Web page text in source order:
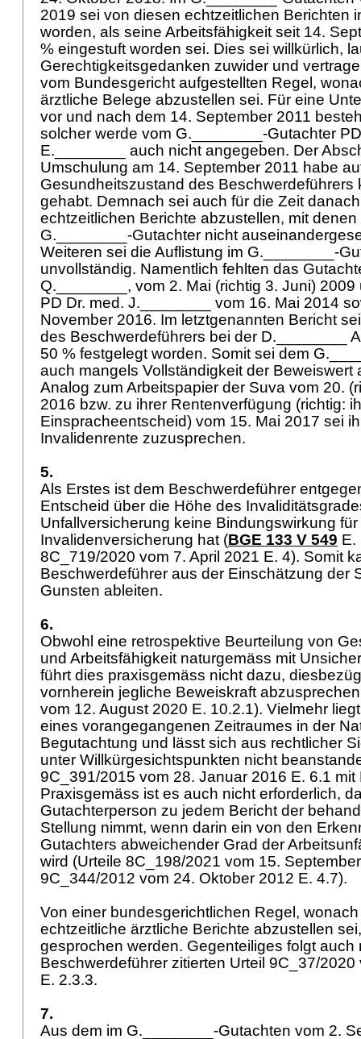
2019 sei von diesen echtzeitlichen Berichten
worden, als seine Arbeitsfähigkeit seit 14.
% eingestuft worden sei. Dies sei willkürlich,
Gerechtigkeitsgedanken zuwider und
vom Bundesgericht aufgestellten Regel,
ärztliche Belege abzustellen sei. Für eine
vor und nach dem 14. September 2011
solcher werde vom G.________-Gutachter
E.________ auch nicht angegeben. Der
Umschulung am 14. September 2011 habe
Gesundheitszustand des Beschwerdeführers
gehabt. Demnach sei auch für die Zeit
echtzeitlichen Berichte abzustellen, mit denen
G.________-Gutachter nicht
Weiteren sei die Auflistung im G.________-
unvollständig. Namentlich fehlten das
Q.________, vom 2. Mai (richtig 3. Juni)
PD Dr. med. J.________ vom 16. Mai 2014
November 2016. Im letztgenannten Bericht
des Beschwerdeführers bei der D.________
50 % festgelegt worden. Somit sei dem
auch mangels Vollständigkeit der Beweiswert
Analog zum Arbeitspapier der Suva vom 20.
2016 bzw. zu ihrer Rentenverfügung (richtig:
Einspracheentscheid) vom 15. Mai 2017 sei
Invalidenrente zuzusprechen.
5.
Als Erstes ist dem Beschwerdeführer
Entscheid über die Höhe des
Unfallversicherung keine Bindungswirkung für
Invalidenversicherung hat (BGE 133 V 549 E.
8C_719/2020 vom 7. April 2021 E. 4). Somit
Beschwerdeführer aus der Einschätzung der
Gunsten ableiten.
6.
Obwohl eine retrospektive Beurteilung von
und Arbeitsfähigkeit naturgemäss mit
führt dies praxisgemäss nicht dazu,
vornherein jegliche Beweiskraft
vom 12. August 2020 E. 10.2.1). Vielmehr
eines vorangegangenen Zeitraumes in der
Begutachtung und lässt sich aus rechtlicher
unter Willkürgesichtspunkten nicht
9C_391/2015 vom 28. Januar 2016 E. 6.1 mit
Praxisgemäss ist es auch nicht erforderlich,
Gutachterperson zu jedem Bericht der
Stellung nimmt, wenn darin ein von den
Gutachters abweichender Grad der
wird (Urteile 8C_198/2021 vom 15.
9C_344/2012 vom 24. Oktober 2012 E. 4.7).
Von einer bundesgerichtlichen Regel,
echtzeitliche ärztliche Berichte abzustellen
gesprochen werden. Gegenteiliges folgt auch
Beschwerdeführer zitierten Urteil 9C_37/
E. 2.3.3.
7.
Aus dem im G.________-Gutachten vom 2.